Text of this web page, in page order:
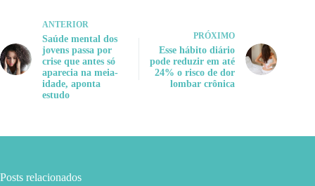
ANTERIOR
Saúde mental dos
jovens passa por
crise que antes só
aparecia na meia-
idade, aponta
estudo
PRÓXIMO
Esse hábito diário
pode reduzir em até
24% o risco de dor
lombar crônica
Posts relacionados